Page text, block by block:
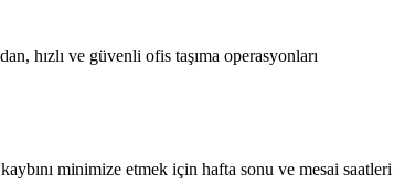
hızlı ve güvenli ofis taşıma operasyonları
minimize etmek için hafta sonu ve mesai saatleri